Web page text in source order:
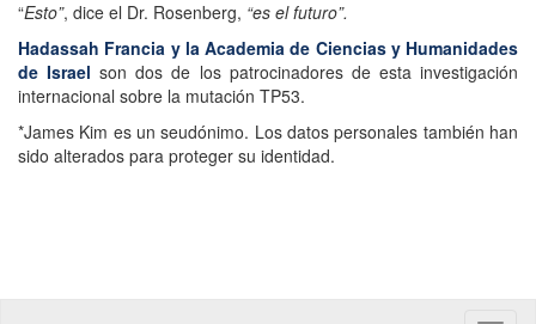
“Esto”, dice el Dr. Rosenberg, “es el futuro”.
Hadassah Francia y la Academia de Ciencias y Humanidades
de Israel son dos de los patrocinadores de esta investigación
internacional sobre la mutación TP53.
*James Kim es un seudónimo. Los datos personales también han
sido alterados para proteger su identidad.